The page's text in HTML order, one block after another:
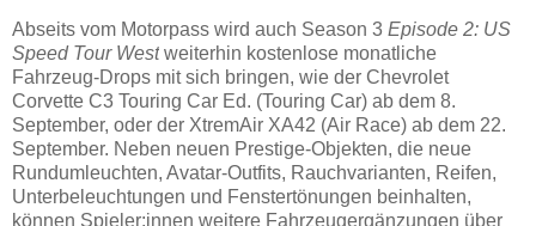
Abseits vom Motorpass wird auch Season 3 Episode 2: US
Speed Tour West weiterhin kostenlose monatliche
Fahrzeug-Drops mit sich bringen, wie der Chevrolet
Corvette C3 Touring Car Ed. (Touring Car) ab dem 8.
September, oder der XtremAir XA42 (Air Race) ab dem 22.
September. Neben neuen Prestige-Objekten, die neue
Rundumleuchten, Avatar-Outfits, Rauchvarianten, Reifen,
Unterbeleuchtungen und Fenstertönungen beinhalten,
können Spieler:innen weitere Fahrzeugergänzungen über